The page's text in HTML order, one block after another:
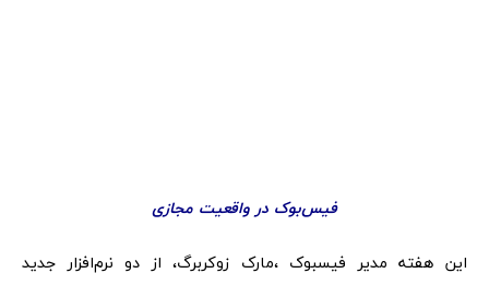
فیس‌بوک در واقعیت مجازی
این هفته مدیر فیسبوک ،مارک زوکربرگ، از دو نرم‌افزار جدید